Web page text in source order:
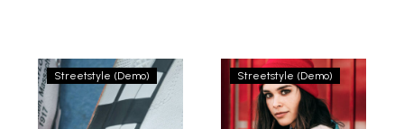
Phasellus
cursus
convallis
Streetstyle (Demo)
Maecenas
vel
nisi
Streetstyle (Demo)